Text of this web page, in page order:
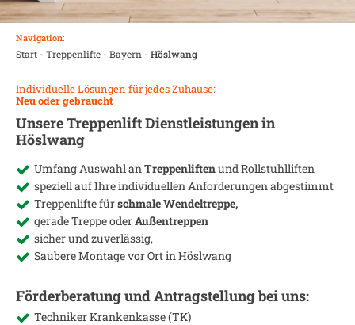
Navigation:
Start- Treppenlifte- Bayern - Höslwang
Individuelle Lösungen für jedes Zuhause:
Neu oder gebraucht
Unsere Treppenlift Dienstleistungen in
Höslwang
Umfang Auswahl anTreppenliftenund Rollstuhlliften
speziell auf Ihre individuellen Anforderungen abgestimmt
Treppenlifte fürschmale Wendeltreppe,
gerade Treppe oderAußentreppen
sicher und zuverlässig,
Saubere Montage vor Ort inHöslwang
Förderberatung und Antragstellung bei uns:
Techniker Krankenkasse (TK)